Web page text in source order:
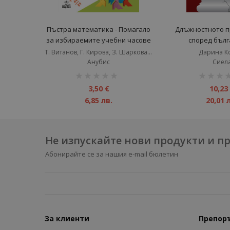
Пъстра математика - Помагало
за избираемите учебни часове
за 2. клас - старо издание
Т. Витанов, Г. Кирова, З. Шаркова, И. Пушкарова, Д. Парушева
Анубис
3,50 €
6,85 лв.
Длъжностното
според
наказателно
Дарина
10,23
20,01
Не изпускайте нови продукти и
Абонирайте се за нашия e-mail бюлетин
За клиенти